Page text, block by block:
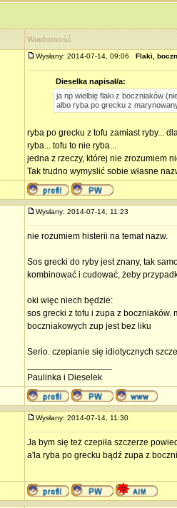
Wiadomość
Wysłany: 2014-07-14, 09:06 Flaki,
Dieselka napisał/a:
ja np wielbię flaki z boczniaków
albo ryba po grecku z
ryba po grecku z tofu zamiast ryby...
ryba... tofu to nie ryba...
jedna z rzeczy, której nie zrozumiem
Tak trudno wymyslić sobie własne
Wysłany: 2014-07-14, 11:23
nie rozumiem histerii na temat nazw.
Sos grecki do ryby jest znany, tak
kombinować i cudować, żeby
oki więc niech będzie:
sos grecki z tofu i zupa z boczniaków.
boczniakowych zup jest bez liku
Serio. czepianie się idiotycznych
Paulinka i Dieselek
Wysłany: 2014-07-14, 11:30
Ja bym się też czepiła szczerze
a'la ryba po grecku bądź zupa z